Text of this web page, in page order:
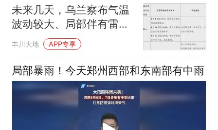
未来几天，乌兰察布气温
波动较大、局部伴有雷暴
大风、冰雹、短时强降水
丰川大地 APP专享
局部暴雨！今天郑州西部和东南部有中雨